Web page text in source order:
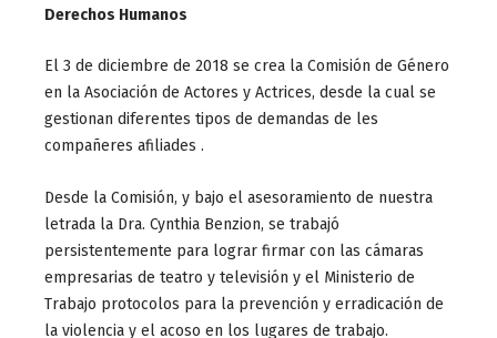
Derechos Humanos
El 3 de diciembre de 2018 se crea la Comisión de Género
en la Asociación de Actores y Actrices, desde la cual se
gestionan diferentes tipos de demandas de les
compañeres afiliades .
Desde la Comisión, y bajo el asesoramiento de nuestra
letrada la Dra. Cynthia Benzion, se trabajó
persistentemente para lograr firmar con las cámaras
empresarias de teatro y televisión y el Ministerio de
Trabajo protocolos para la prevención y erradicación de
la violencia y el acoso en los lugares de trabajo.